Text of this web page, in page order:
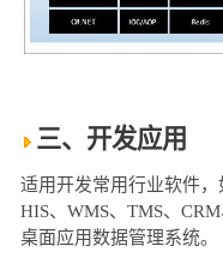
三、开发应用
适用开发常用行业软件，
HIS、WMS、TMS、
桌面应用数据管理系统。